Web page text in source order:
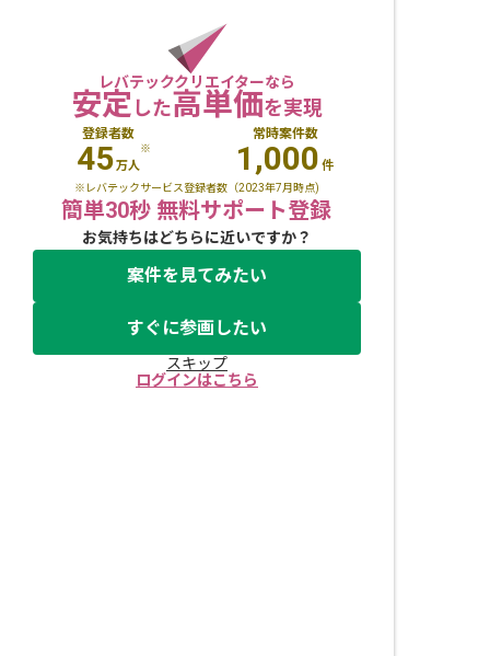
レバテッククリエイターなら
安定した高単価を実現
登録者数
45万人
※
常時案件数
1,000 件
※レバテックサービス登録者数（2023年7月時点)
簡単30秒 無料サポート登録
お気持ちはどちらに近いですか？
案件を見てみたい
すぐに参画したい
スキップ
ログインはこちら